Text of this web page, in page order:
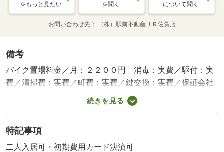
をもっと見たい を聞く について聞く
お問い合わせ先 （株）駅前不動産ＪＲ佐賀店
備考
バイク置場料金／月：２２００円 消毒：実費／駆付：実
費／清掃費：実費／町費：実費／鍵交換：実費／保証会社
利用必：保証料について：初回保証料４０％ 月額保証料
１％／仲介手数料１ヶ月／二人入居可／バストイレ別／エ
ＴＶインターホン／浴室乾燥機／オートロック／室内洗濯
置／システムキッチン／南向き／追焚機能浴室／温水洗浄
続きを見る
特記事項
二人入居可・初期費用カード決済可